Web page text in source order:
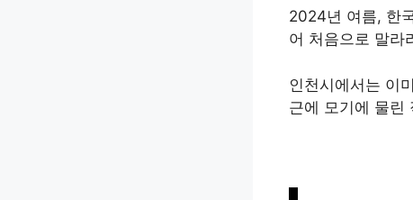
2024년 여름, 한
어 처음으로 말라
인천시에서는 이
근에 모기에 물린